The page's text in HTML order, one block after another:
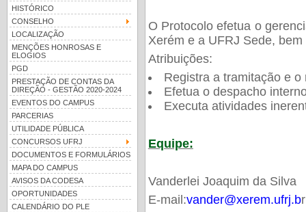
HISTÓRICO
CONSELHO
LOCALIZAÇÃO
MENÇÕES HONROSAS E
ELOGIOS
PGD
PRESTAÇÃO DE CONTAS DA
DIREÇÃO - GESTÃO 2020-2024
EVENTOS DO CAMPUS
PARCERIAS
UTILIDADE PÚBLICA
CONCURSOS UFRJ
DOCUMENTOS E FORMULÁRIOS
MAPA DO CAMPUS
AVISOS DA CODESA
OPORTUNIDADES
CALENDÁRIO DO PLE
O Protocolo efetua o
Xerém e a UFRJ Sede,
Atribuições:
Registra a tramitação e
Efetua o despacho
Executa atividades
Equipe:
Vanderlei Joaquim da Silva
E-mail:vander@xerem.ufrj.br
Guia de boas práticas
UFRJ 100 anos